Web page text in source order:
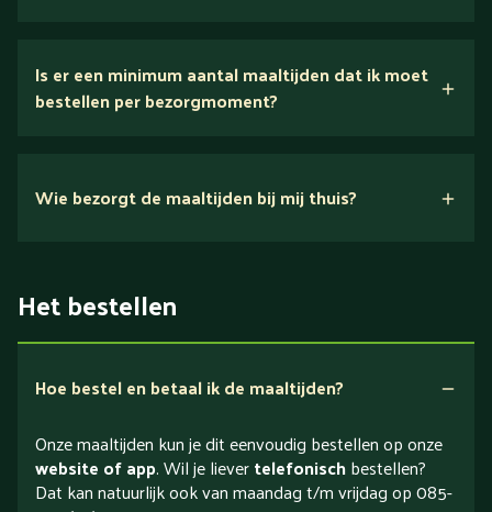
Is er een minimum aantal maaltijden dat ik moet
bestellen per bezorgmoment?
Wie bezorgt de maaltijden bij mij thuis?
Het bestellen
Hoe bestel en betaal ik de maaltijden?
Onze maaltijden kun je dit eenvoudig bestellen op onze
website of app. Wil je lievertelefonischbestellen?
Dat kan natuurlijk ook van maandag t/m vrijdag op 085-